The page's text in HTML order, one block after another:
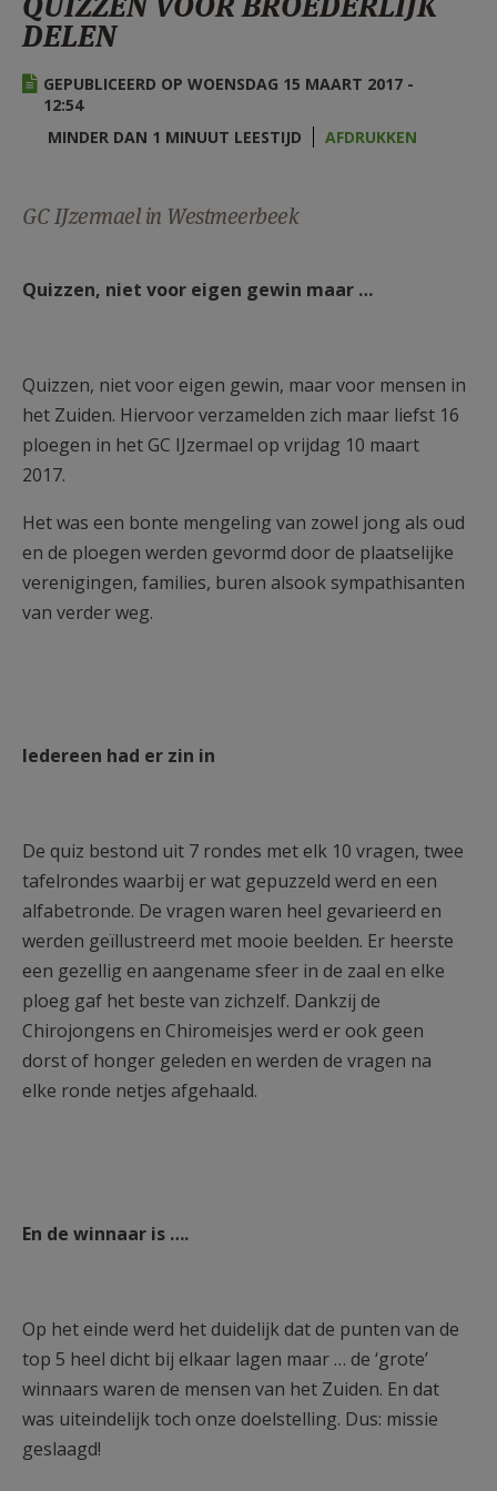
AANMELDEN OF REGISTREREN
DELEN
GEPUBLICEERD OP WOENSDAG 15 MAART 2017 -
12:54
MINDER DAN 1 MINUUT LEESTIJD
AFDRUKKEN
GC IJzermael in Westmeerbeek
Quizzen, niet voor eigen gewin maar …
Quizzen, niet voor eigen gewin, maar voor mensen in
het Zuiden. Hiervoor verzamelden zich maar liefst 16
ploegen in het GC IJzermael op vrijdag 10 maart
2017.
Het was een bonte mengeling van zowel jong als oud
en de ploegen werden gevormd door de plaatselijke
verenigingen, families, buren alsook sympathisanten
van verder weg.
Iedereen had er zin in
De quiz bestond uit 7 rondes met elk 10 vragen, twee
tafelrondes waarbij er wat gepuzzeld werd en een
alfabetronde. De vragen waren heel gevarieerd en
werden geïllustreerd met mooie beelden. Er heerste
een gezellig en aangename sfeer in de zaal en elke
ploeg gaf het beste van zichzelf. Dankzij de
Chirojongens en Chiromeisjes werd er ook geen
dorst of honger geleden en werden de vragen na
elke ronde netjes afgehaald.
En de winnaar is ….
Op het einde werd het duidelijk dat de punten van de
top 5 heel dicht bij elkaar lagen maar … de ‘grote’
winnaars waren de mensen van het Zuiden. En dat
was uiteindelijk toch onze doelstelling. Dus: missie
geslaagd!